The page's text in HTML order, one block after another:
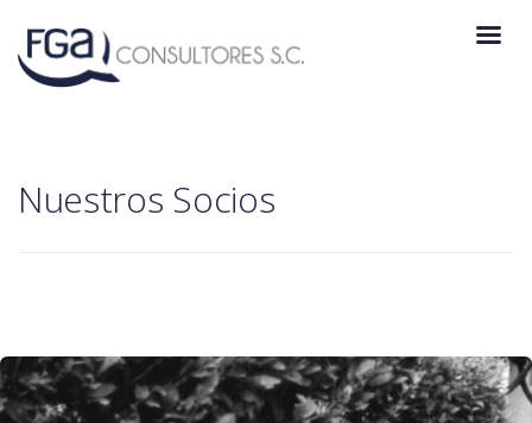
Nuestros Socios